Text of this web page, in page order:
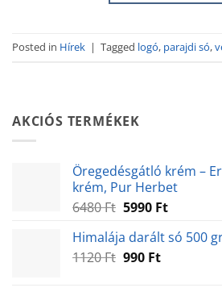
Posted in Hírek | Tagged logó, parajdi só,
AKCIÓS TERMÉKEK
Öregedésgátló krém –
krém, Pur Herbet
6480Ft Original
was:
6480 Ft.
5990 FtCurrent
is:
Himalája darált só 500
1120Ft Original
990 FtCurrent